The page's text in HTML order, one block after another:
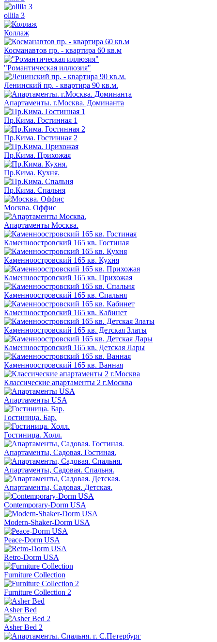
ollila 3
Коллаж
Косманавтов пр. - квартира 60 кв.м
"Романтическая иллюзия"
Ленинский пр. - квартира 90 кв.м.
Апартаменты. г.Москва. Доминанта
Пр.Кима. Гостинная 1
Пр.Кима. Гостинная 2
Пр.Кима. Прихожая
Пр.Кима. Кухня.
Пр.Кима. Спальня
Москва. Оффис
Апартаменты Москва.
Каменноостровский 165 кв. Гостиная
Каменноостровский 165 кв. Кухня
Каменноостровский 165 кв. Прихожая
Каменноостровский 165 кв. Спальня
Каменноостровский 165 кв. Кабинет
Каменноостровский 165 кв. Детская Златы
Каменноостровский 165 кв. Детская Лары
Каменноостровский 165 кв. Ванная
Классические апартаменты 2 г.Москва
Апартаменты USA
Гостиница. Бар.
Гостиница. Холл.
Апартаменты, Садовая. Гостиная.
Апартаменты, Садовая. Спальня.
Апартаменты, Садовая. Детская.
Contemporary-Dorm USA
Modern-Shaker-Dorm USA
Peace-Dorm USA
Retro-Dorm USA
Furniture Collection
Furniture Collection 2
Asher Bed
Asher Bed 2